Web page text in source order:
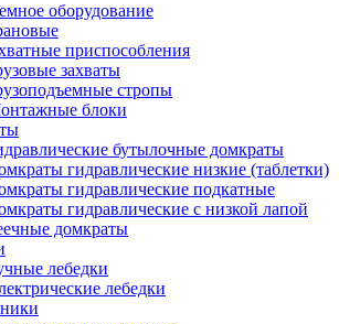
оборудование
приспособления
захваты
стропы
блоки
бутылочные домкраты
гидравлические низкие (таблетки)
гидравлические подкатные
гидравлические с низкой лапой
домкраты
лебедки
лебедки